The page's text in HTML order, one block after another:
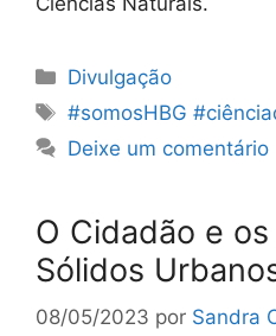
Categorias
Divulgação
Etiquetas
#somosHBG
Deixe um comentário
O Cidadão e
Sólidos
08/05/2023 por Sandra